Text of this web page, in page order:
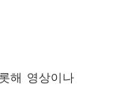
해 영상이나